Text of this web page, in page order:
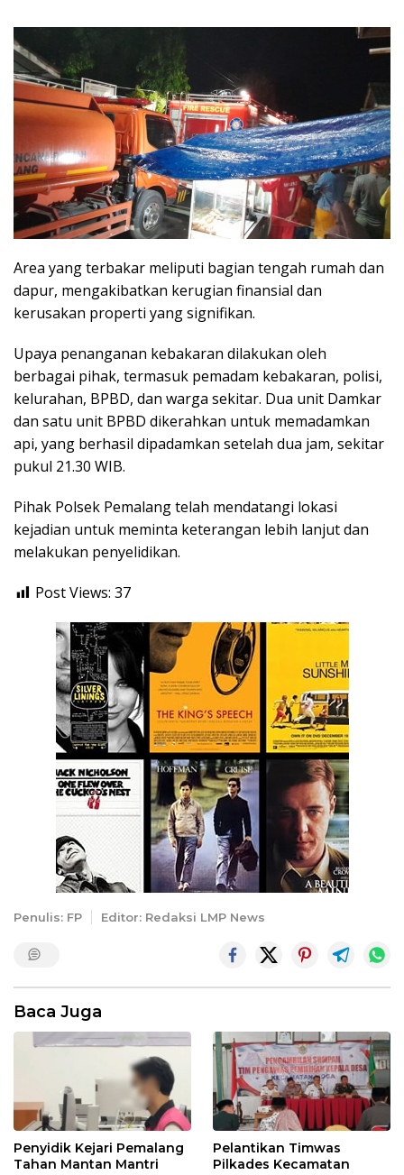
Area yang terbakar meliputi bagian tengah rumah dan
dapur, mengakibatkan kerugian finansial dan
kerusakan properti yang signifikan.
Upaya penanganan kebakaran dilakukan oleh
berbagai pihak, termasuk pemadam kebakaran, polisi,
kelurahan, BPBD, dan warga sekitar. Dua unit Damkar
dan satu unit BPBD dikerahkan untuk memadamkan
api, yang berhasil dipadamkan setelah dua jam, sekitar
pukul 21.30 WIB.
Pihak Polsek Pemalang telah mendatangi lokasi
kejadian untuk meminta keterangan lebih lanjut dan
melakukan penyelidikan.
Post Views: 37
Penulis: FP Editor: Redaksi LMP News
Baca Juga
Penyidik Kejari Pemalang
Tahan Mantan Mantri
Pelantikan Timwas
Pilkades Kecamatan